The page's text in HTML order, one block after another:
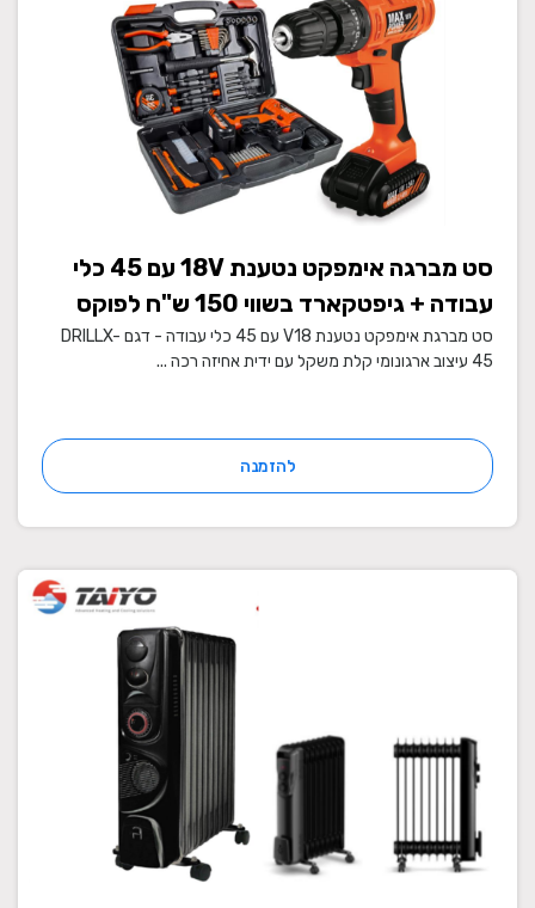
סט מברגה אימפקט נטענת 18V עם 45 כלי
עבודה + גיפטקארד בשווי 150 ש"ח לפוקס
הום
סט מברגת אימפקט נטענת V18 עם 45 כלי עבודה - דגם DRILLX-
45 עיצוב ארגונומי קלת משקל עם ידית אחיזה רכה ...
להזמנה